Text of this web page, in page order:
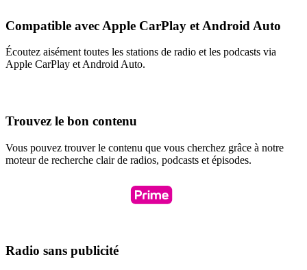
Compatible avec Apple CarPlay et Android Auto
Écoutez aisément toutes les stations de radio et les podcasts via
Apple CarPlay et Android Auto.
Trouvez le bon contenu
Vous pouvez trouver le contenu que vous cherchez grâce à notre
moteur de recherche clair de radios, podcasts et épisodes.
Radio sans publicité